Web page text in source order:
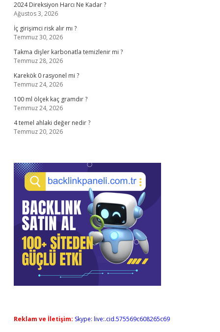
2024 Direksiyon Harcı Ne Kadar ?
Ağustos 3, 2026
İç girişimci risk alır mı ?
Temmuz 30, 2026
Takma dişler karbonatla temizlenir mi ?
Temmuz 28, 2026
Karekök 0 rasyonel mi ?
Temmuz 24, 2026
100 ml ölçek kaç gramdır ?
Temmuz 24, 2026
4 temel ahlaki değer nedir ?
Temmuz 20, 2026
Reklam ve İletişim: Skype: live:.cid.575569c608265c69